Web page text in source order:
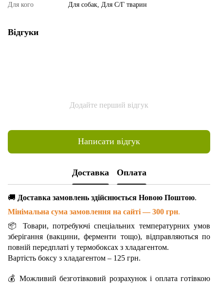
Для кого Для собак, Для С/Г тварин
Відгуки
Додайте перший відгук
Написати відгук
Доставка Оплата
🚚 Доставка замовлень здійснюється Новою Поштою.
Мінімальна сума замовлення на сайті — 300 грн.
📦 Товари, потребуючі спеціальних температурних умов
зберігання (вакцини, ферменти тощо), відправляються по
повній передплаті у термобоксах з хладагентом.
Вартість боксу з хладагентом – 125 грн.
💰 Можливий безготівковий розрахунок і оплата готівкою